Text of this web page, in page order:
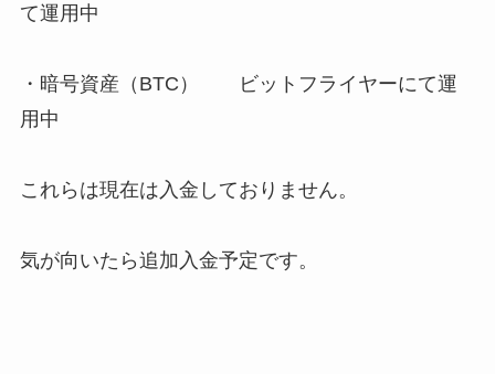
て運用中
・暗号資産（BTC） ビットフライヤーにて運
用中
これらは現在は入金しておりません。
気が向いたら追加入金予定です。